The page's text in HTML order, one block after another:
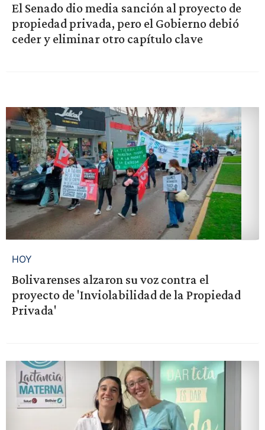
El Senado dio media sanción al proyecto de
propiedad privada, pero el Gobierno debió
ceder y eliminar otro capítulo clave
HOY
Bolivarenses alzaron su voz contra el
proyecto de 'Inviolabilidad de la Propiedad
Privada'